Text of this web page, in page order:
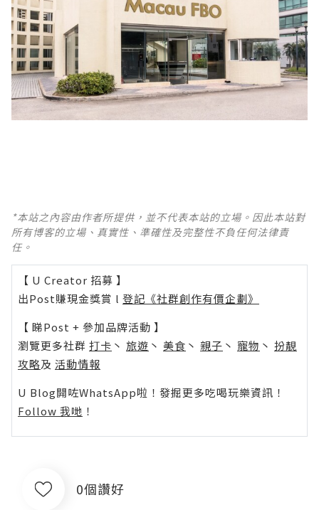
*本站之內容由作者所提供，並不代表本站的立場。因此本站對
所有博客的立場、真實性、準確性及完整性不負任何法律責
任。
【 U Creator 招募 】
出Post賺現金獎賞 l 登記《社群創作有價企劃》
【 睇Post + 參加品牌活動 】
瀏覽更多社群 打卡 丶 旅遊 丶 美食 丶 親子 丶 寵物 丶 扮靚
攻略及 活動情報
U Blog開咗WhatsApp啦！發掘更多吃喝玩樂資訊！
Follow 我哋 ！
0個讚好